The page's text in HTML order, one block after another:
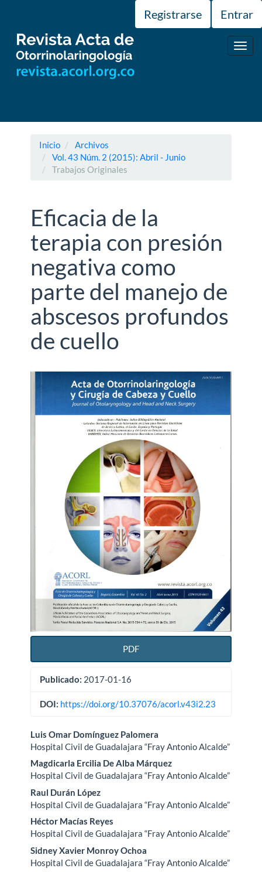
principal
Barra
lateral
Registrarse Entrar
Inicio
Archivos
Vol. 43 Núm. 2 (2015): Abril - Junio
Trabajos Originales
Eficacia de la
terapia con presión
negativa como
parte del manejo de
abscesos profundos
de cuello
Barra
lateral
del
artículo
PDF
Publicado: 2017-01-16
DOI: https://doi.org/10.37076/acorl.v43i2.23
Contenido
principal
del
artículo
Luis Omar Domínguez Palomera
Hospital Civil de Guadalajara “Fray Antonio Alcalde”
Magdicarla Ercilia De Alba Márquez
Hospital Civil de Guadalajara “Fray Antonio Alcalde”
Raul Durán López
Hospital Civil de Guadalajara “Fray Antonio Alcalde”
Héctor Macías Reyes
Hospital Civil de Guadalajara “Fray Antonio Alcalde”
Sidney Xavier Monroy Ochoa
Hospital Civil de Guadalajara “Fray Antonio Alcalde”